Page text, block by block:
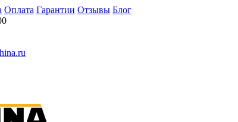
Оплата Гарантии Отзывы Блог